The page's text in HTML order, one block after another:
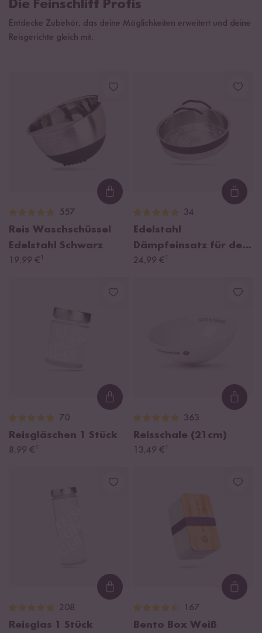
Die Feinschliff Profis
Entdecke Zubehör, das deine Möglichkeiten erweitert und deine
Reisgerichte gleich mit.
Loading...
557
Reis Waschschüssel
Edelstahl Schwarz
19,99 € ¹
34
Edelstahl
Dämpfeinsatz für den
Digitalen Reiskocher
24,99 € ¹
Loading...
70
Reisgläschen 1 Stück
8,99 € ¹
363
Reisschale (21cm)
13,49 € ¹
Loading...
208
Reisglas 1 Stück
167
Bento Box Weiß